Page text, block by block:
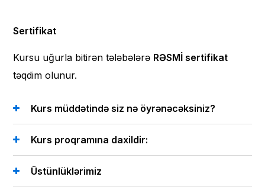
Sertifikat
Kursu uğurla bitirən tələbələrə RƏSMİ sertifikat
təqdim olunur.
Kurs müddətində siz nə öyrənəcəksiniz?
Kurs proqramına daxildir:
Üstünlüklərimiz